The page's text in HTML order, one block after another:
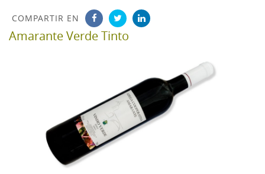
COMPARTIR EN
Amarante Verde Tinto